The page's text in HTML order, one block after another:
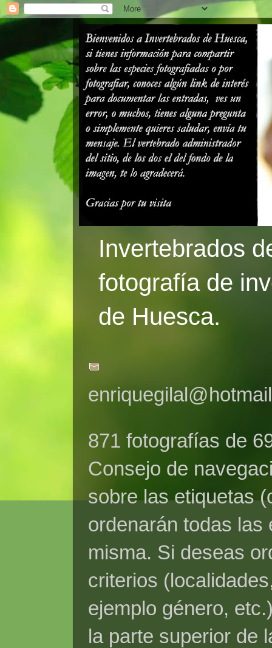
Invertebrados
fotografía de
de Huesca.
871 fotografías de
Consejo de
sobre las etiquetas
ordenarán todas las
misma. Si deseas
criterios
ejemplo género,
la parte superior de